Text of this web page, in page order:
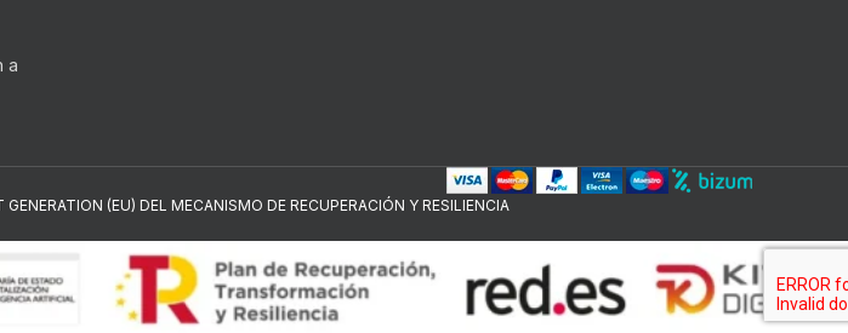
a
(EU) DEL MECANISMO DE RECUPERACIÓN Y RESILIENCIA